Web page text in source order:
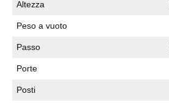
Altezza
Peso a vuoto
Passo
Porte
Posti